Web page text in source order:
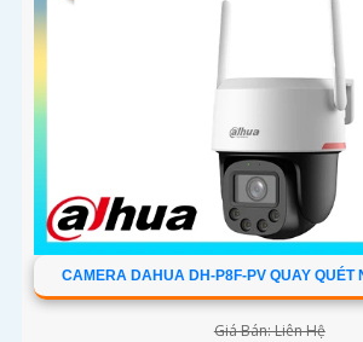
CAMERA DAHUA DH-P8F-PV QUAY QUÉT
Giá Bán: Liên Hệ